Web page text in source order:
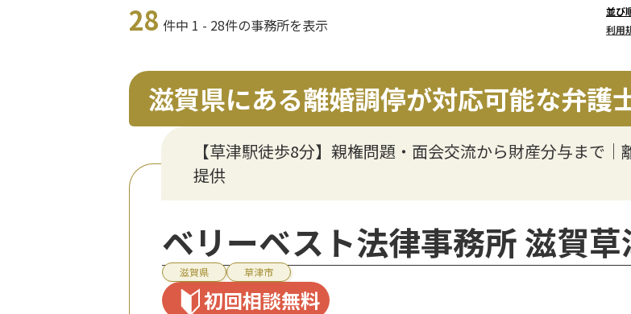
28 件中 1 - 28件の事務所を表示
並び
利用
滋賀県にある離婚調停が対応可能な弁護
【草津駅徒歩8分】親権問題・面会交流から財産分与まで
提供
ベリーベスト法律事務所 滋賀草
滋賀県 草津市
初回相談無料